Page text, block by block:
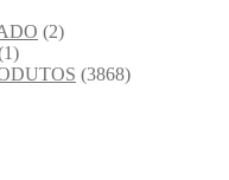
(2)
(3868)